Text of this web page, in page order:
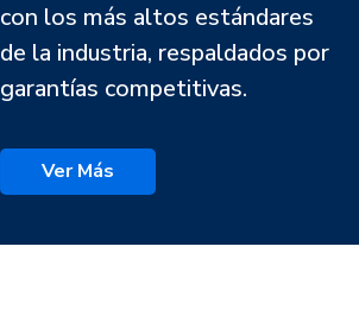
con los más altos estándares
de la industria, respaldados por
garantías competitivas.
Ver Más